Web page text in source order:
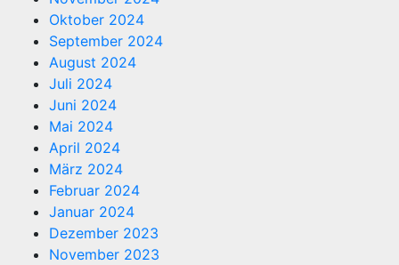
Oktober 2024
September 2024
August 2024
Juli 2024
Juni 2024
Mai 2024
April 2024
März 2024
Februar 2024
Januar 2024
Dezember 2023
November 2023